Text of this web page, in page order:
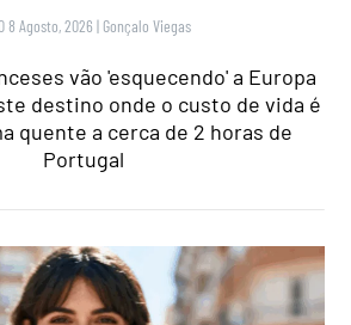
8 Agosto, 2026 | Gonçalo Viegas
vão 'esquecendo' a Europa
destino onde o custo de vida é
quente a cerca de 2 horas de
Portugal